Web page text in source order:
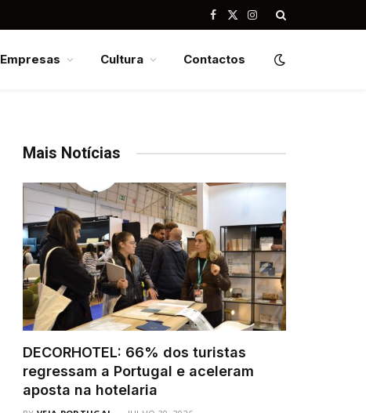
Facebook
X
Instagram
Empresas Cultura Contactos
Mais Notícias
DECORHOTEL: 66% dos turistas
regressam a Portugal e aceleram
aposta na hotelaria